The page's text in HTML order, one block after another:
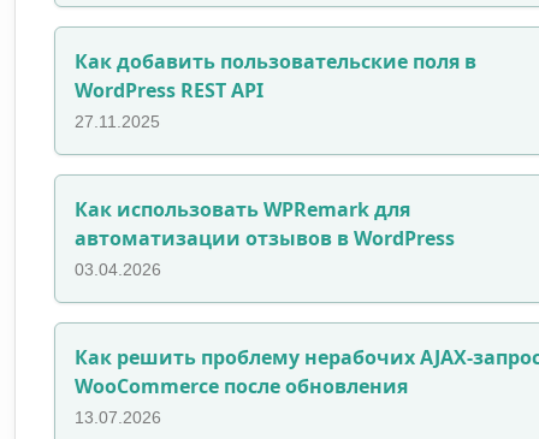
Как добавить пользовательские поля в
WordPress REST API
27.11.2025
Как использовать WPRemark для
автоматизации отзывов в WordPress
03.04.2026
Как решить проблему нерабочих AJAX-
WooCommerce после обновления
13.07.2026